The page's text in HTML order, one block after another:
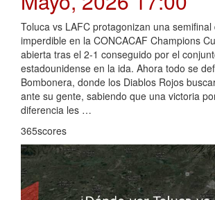
Toluca vs LAFC protagonizan una semifinal
imperdible en la CONCACAF Champions
abierta tras el 2-1 conseguido por el
estadounidense en la ida. Ahora todo se
Bombonera, donde los Diablos Rojos
ante su gente, sabiendo que una victoria
diferencia les …
365scores